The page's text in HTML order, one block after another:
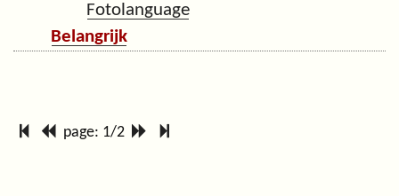
Fotolanguage
Belangrijk
page: 1/2